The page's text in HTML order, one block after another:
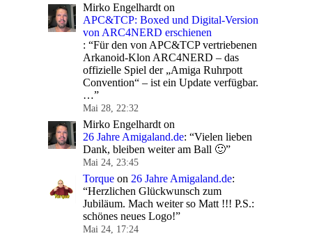
Mirko Engelhardt on
APC&TCP: Boxed und Digital-Version
von ARC4NERD erschienen
: “Für den von APC&TCP vertriebenen
Arkanoid-Klon ARC4NERD – das
offizielle Spiel der „Amiga Ruhrpott
Convention“ – ist ein Update verfügbar.
…”
Mai 28, 22:32
Mirko Engelhardt on
26 Jahre Amigaland.de: “Vielen lieben
Dank, bleiben weiter am Ball 🙂”
Mai 24, 23:45
Torque on 26 Jahre Amigaland.de:
“Herzlichen Glückwunsch zum
Jubiläum. Mach weiter so Matt !!! P.S.:
schönes neues Logo!”
Mai 24, 17:24